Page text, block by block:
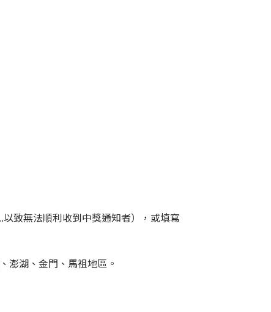
致無法順利收到中獎通知者），或填寫
澎湖、金門、馬祖地區。